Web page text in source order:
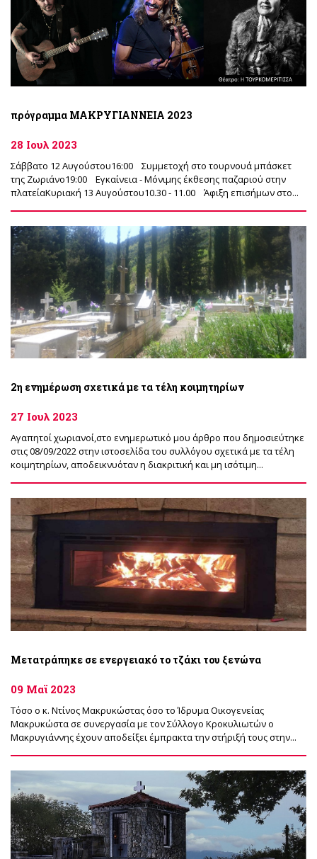
πρόγραμμα ΜΑΚΡΥΓΙΑΝΝΕΙΑ 2023
28 Ιουλ 2023
Σάββατο 12 Αυγούστου16:00 Συμμετοχή στο τουρνουά μπάσκετ
της Ζωριάνο19:00 Εγκαίνεια - Μόνιμης έκθεσης παζαριού στην
πλατείαΚυριακή 13 Αυγούστου10.30 - 11.00 Άφιξη επισήμων στο...
2η ενημέρωση σχετικά με τα τέλη κοιμητηρίων
27 Ιουλ 2023
Αγαπητοί χωριανοί,στο ενημερωτικό μου άρθρο που δημοσιεύτηκε
στις 08/09/2022 στην ιστοσελίδα του συλλόγου σχετικά με τα τέλη
κοιμητηρίων, αποδεικνυόταν η διακριτική και μη ισότιμη...
Μετατράπηκε σε ενεργειακό το τζάκι του ξενώνα
09 Μαϊ 2023
Τόσο ο κ. Ντίνος Μακρυκώστας όσο το Ίδρυμα Οικογενείας
Μακρυκώστα σε συνεργασία με τον Σύλλογο Κροκυλιωτών ο
Μακρυγιάννης έχουν αποδείξει έμπρακτα την στήριξή τους στην...